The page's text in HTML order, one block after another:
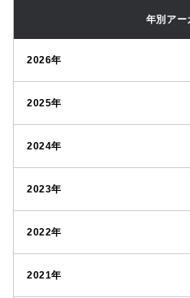
年別アー
2026年
2025年
2024年
2023年
2022年
2021年